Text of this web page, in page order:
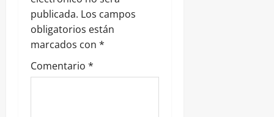
r
a
d
a
publicada. Los campos
obligatorios están
marcados con *
Comentario *